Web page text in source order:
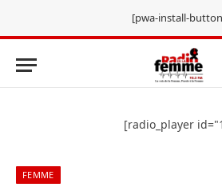
[pwa-install-
[radio_player
FEMME